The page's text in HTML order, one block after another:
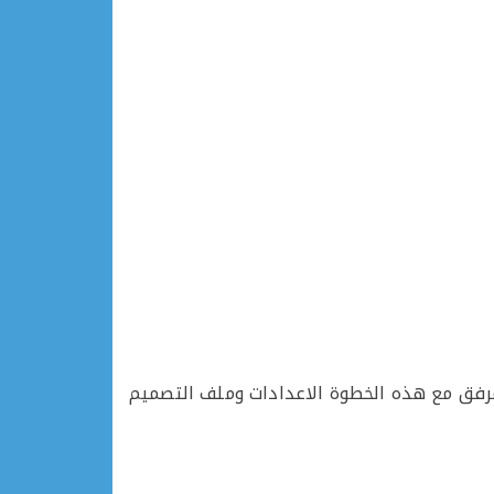
مع هذه الخطوة الاعدادات وملف التصميم